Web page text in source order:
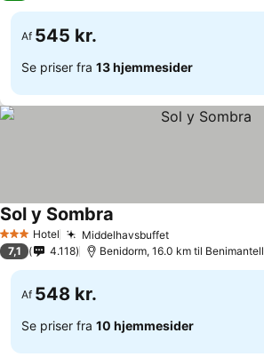
Af 545 kr.
Se priser fra 13 hjemmesider
3 StjernerHotel MiddelhavsbuffetSe priser
Sol y Sombra
7,1 4.118 Benidorm, 16.0 km til Benimantell
Af 548 kr.
Se priser fra 10 hjemmesider